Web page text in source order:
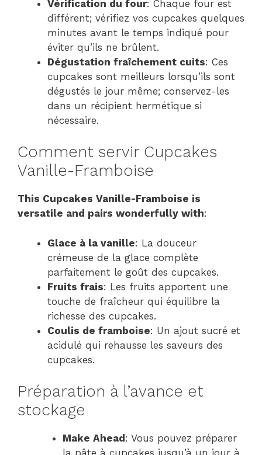
Vérification du four: Chaque four est
différent; vérifiez vos cupcakes quelques
minutes avant le temps indiqué pour
éviter qu’ils ne brûlent.
Dégustation fraîchement cuits: Ces
cupcakes sont meilleurs lorsqu’ils sont
dégustés le jour même; conservez-les
dans un récipient hermétique si
nécessaire.
Comment servir Cupcakes
Vanille-Framboise
This Cupcakes Vanille-Framboise is
versatile and pairs wonderfully with:
Glace à la vanille: La douceur
crémeuse de la glace complète
parfaitement le goût des cupcakes.
Fruits frais: Les fruits apportent une
touche de fraîcheur qui équilibre la
richesse des cupcakes.
Coulis de framboise: Un ajout sucré et
acidulé qui rehausse les saveurs des
cupcakes.
Préparation à l’avance et
stockage
Make Ahead : Vous pouvez préparer
la pâte à cupcakes jusqu’à un jour à